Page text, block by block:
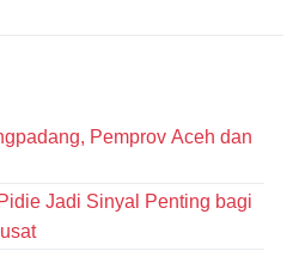
Pemprov Aceh dan
Jadi Sinyal Penting bagi